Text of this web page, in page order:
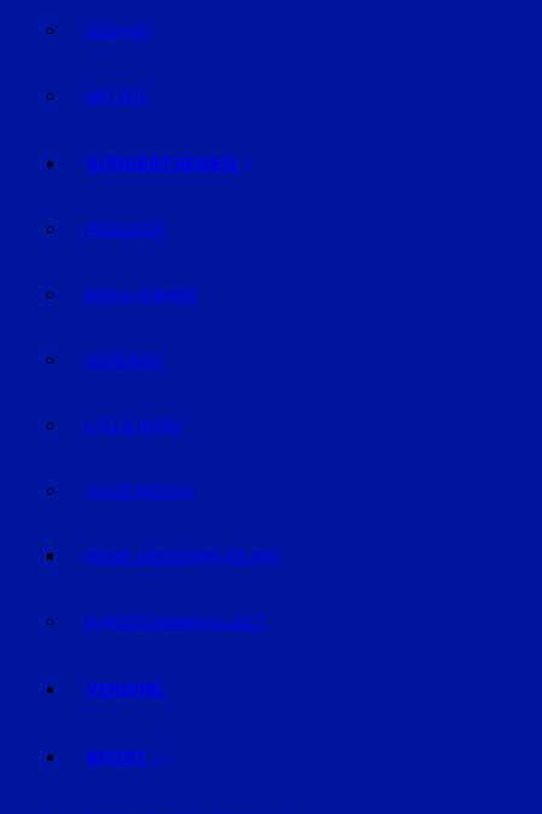
TECHNIK
WETTER
SONDERTHEMEN
PODCASTS
KIDS & TEENIES
SENIOREN
KATZ & HUND
VALENTINSTAG
MEINE LIEBESERKLÄRUNG
BUNDESTAGSWAHL 2017
VEREINE
SPORT